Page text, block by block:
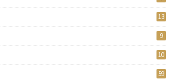
13
9
10
59